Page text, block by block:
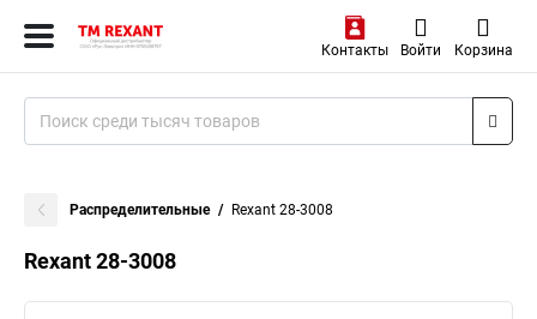
Контакты Войти Корзина
Распределительные Rexant 28-3008
Rexant 28-3008